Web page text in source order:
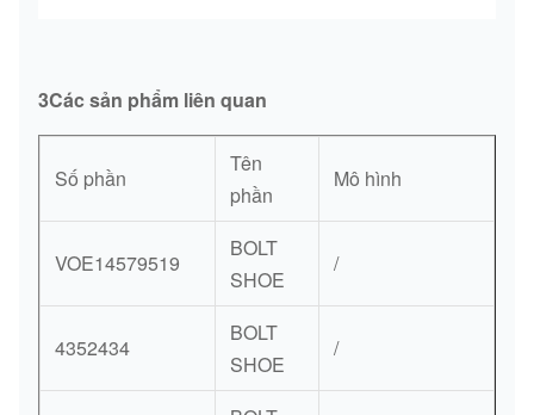
3Các sản phẩm liên quan
Số phần
Tên
phần
Mô hình
VOE14579519
BOLT
SHOE
/
4352434
BOLT
SHOE
/